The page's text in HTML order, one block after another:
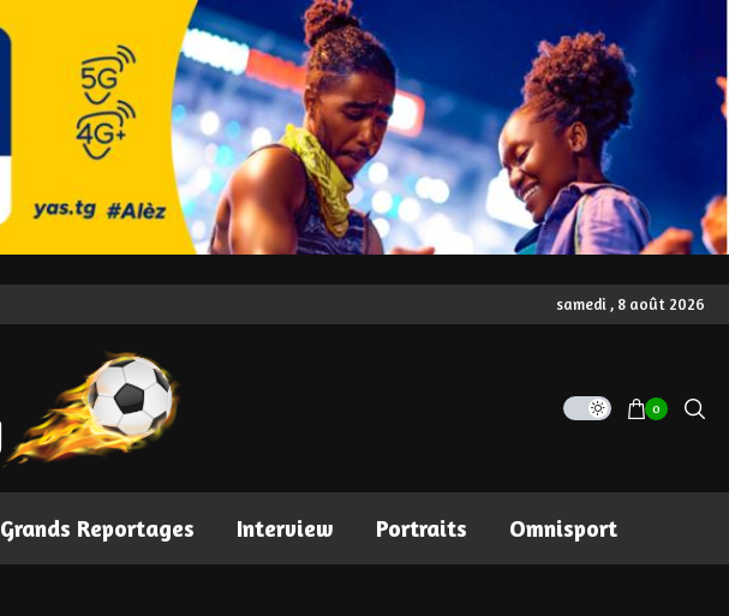
samedi , 8 août 2026
0
Grands Reportages Interview Portraits Omnisport